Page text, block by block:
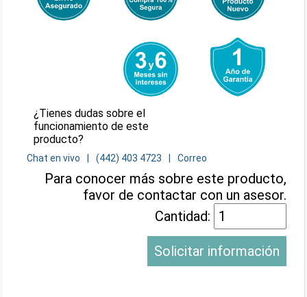
¿Tienes dudas sobre el
funcionamiento de este
producto?
Chat en vivo (442) 403 4723 Correo
Para conocer más sobre este producto,
favor de contactar con un asesor.
Cantidad:
Solicitar información